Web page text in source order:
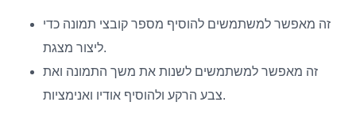
זה מאפשר למשתמשים להוסיף מספר קובצי תמונה כדי
ליצור מצגת.
זה מאפשר למשתמשים לשנות את משך התמונה ואת
צבע הרקע ולהוסיף אודיו ואנימציות.